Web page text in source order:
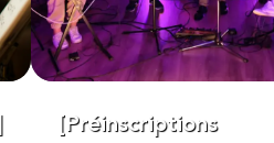
[Préinscriptions